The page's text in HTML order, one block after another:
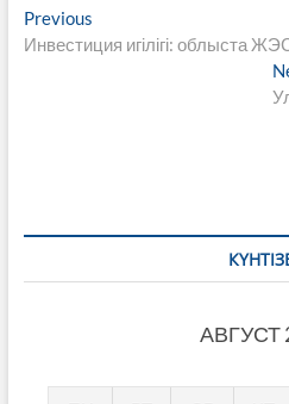
Навигация
по
PreviousPrevious
post:
Инвестиция игілігі: облыста
АВГУСТ